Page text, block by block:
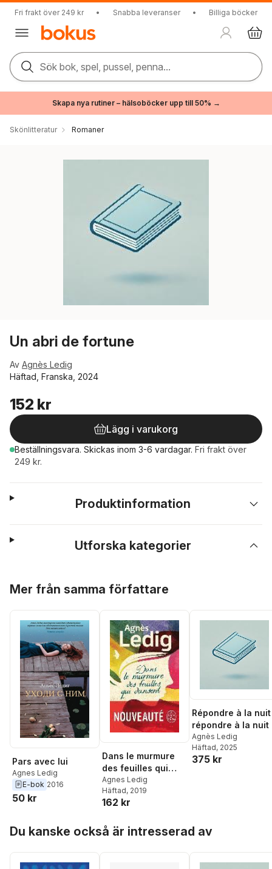
Fri frakt över 249 kr • Snabba leveranser • Billiga böcker
Sök bok, spel, pussel, penna...
Skapa nya rutiner – hälsoböcker upp till 50% →
Skönlitteratur Romaner
Un abri de fortune
Av Agnès Ledig
Häftad, Franska, 2024
152 kr
Lägg i varukorg
Beställningsvara. Skickas inom 3-6 vardagar. Fri frakt över
249 kr.
Produktinformation
Utforska kategorier
Mer från samma författare
Pars avec lui
Agnes Ledig
E-bok 2016
50 kr
Dans le murmure
des feuilles qui
dansent
Agnes Ledig
Häftad, 2019
162 kr
Répondre à la nuit
répondre à la nuit
Agnès Ledig
Häftad, 2025
375 kr
Du kanske också är intresserad av